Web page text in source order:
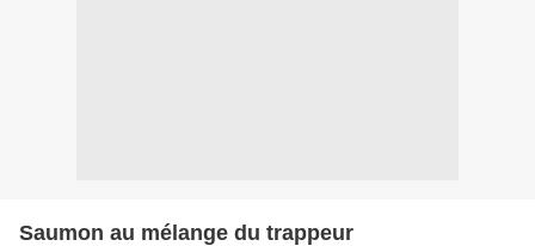
Saumon au mélange du trappeur